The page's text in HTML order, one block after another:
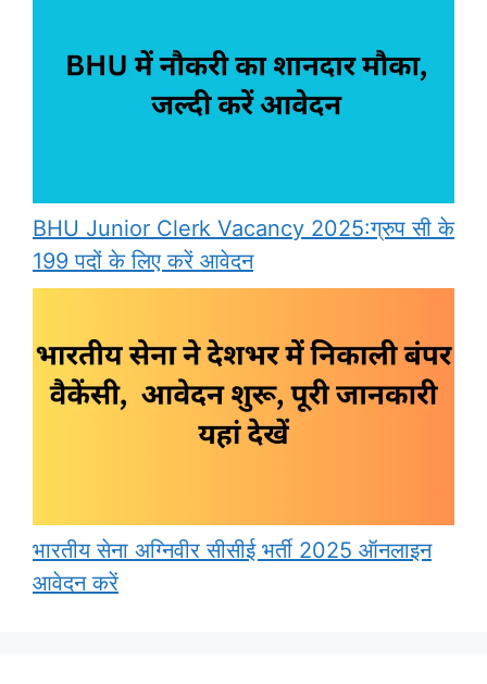
BHU Junior Clerk Vacancy 2025:ग्रुप सी के
199 पदों के लिए करें आवेदन
भारतीय सेना अग्निवीर सीसीई भर्ती 2025 ऑनलाइन
आवेदन करें